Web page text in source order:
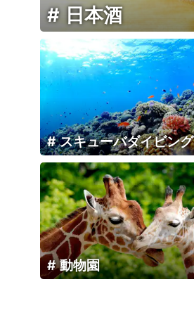
日本酒
スキューバダイビング
動物園